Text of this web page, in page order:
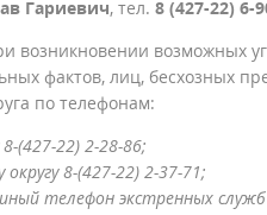
Гариевич, тел. 8 (427-22) 6-
возникновении возможных
фактов, лиц, бесхозных
по телефонам:
(427-22) 2-28-86;
8-(427-22) 2-37-71;
телефон экстренных служб